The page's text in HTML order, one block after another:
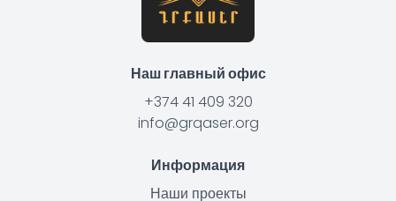
Наш главный офис
+374 41 409 320
info@grqaser.org
Информация
Наши проекты